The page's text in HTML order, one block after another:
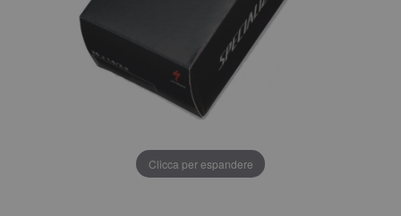
Clicca per espandere